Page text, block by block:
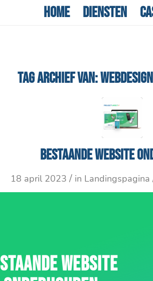
Home Diensten
TAG ARCHIEF VAN:
Bestaande website
18 april 2023 / in Landingspagina
WEBSITE